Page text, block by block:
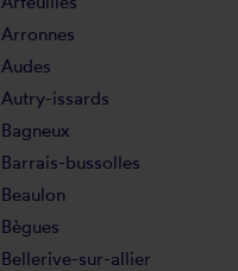
Arronnes
Audes
Autry-issards
Bagneux
Barrais-bussolles
Beaulon
Bègues
Bellerive-sur-allier